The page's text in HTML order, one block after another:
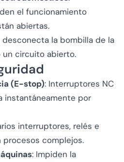
el funcionamiento
abiertas.
la bombilla de la
un circuito abierto.
(E-stop): Interruptores NC
instantáneamente por
interruptores, relés e
procesos complejos.
: Impiden la